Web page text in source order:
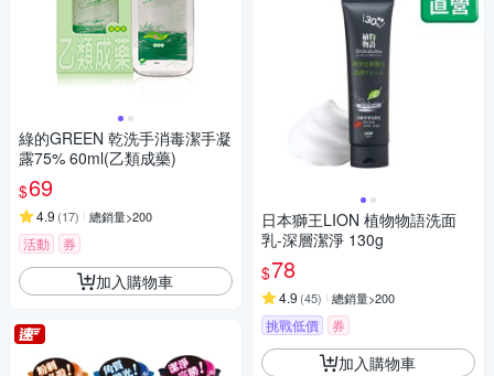
綠的GREEN 乾洗手消毒潔手凝
露75% 60ml(乙類成藥)
$69
4.9 (17) 總銷量>200
活動 券
加入購物車
日本獅王LION 植物物語洗面
乳-深層潔淨 130g
$78
4.9 (45) 總銷量>200
挑戰低價 券
加入購物車